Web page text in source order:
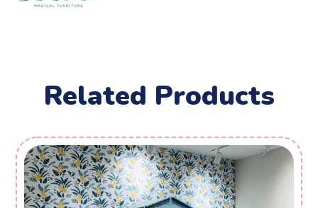
Related Products